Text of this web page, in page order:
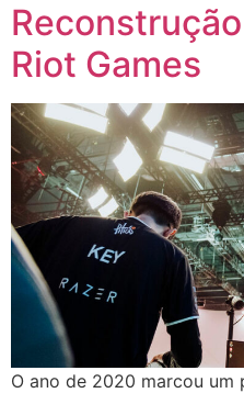
Riot Games
O ano de 2020 marcou um